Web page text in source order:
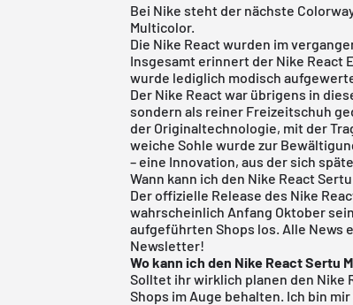
Bei Nike steht der nächste
Multicolor.
Die Nike Reactwurden im
Insgesamt erinnert der Nike React
wurde lediglich modisch
Der Nike React war übrigens in
sondern als reiner Freizeitschuh
der Originaltechnologie, mit der
weiche Sohle wurde zur
– eine Innovation, aus der sich
Wann kann ich den Nike React
Der offizielle Release des Nike
wahrscheinlich Anfang Oktober
aufgeführten Shops los. Alle News
Newsletter!
Wo kann ich den Nike React Sertu
Solltet ihr wirklich planen den Nike
Shops im Auge behalten. Ich bin